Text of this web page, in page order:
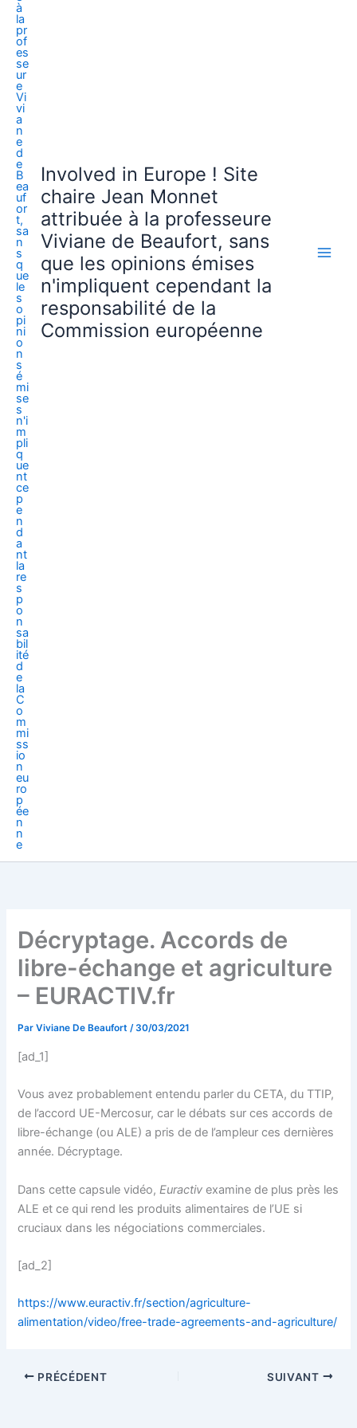
Involved in Europe ! Site
chaire Jean Monnet
attribuée à la professeure
Viviane de Beaufort, sans
que les opinions émises
n'impliquent cependant la
responsabilité de la
Commission européenne
Décryptage. Accords de
libre-échange et agriculture
– EURACTIV.fr
ParViviane De Beaufort/30/03/2021
[ad_1]
Vous avez probablement entendu parler du CETA, du TTIP,
de l’accord UE-Mercosur, car le débats sur ces accords de
libre-échange (ou ALE) a pris de de l’ampleur ces dernières
année. Décryptage.
Dans cette capsule vidéo,Euractivexamine de plus près les
ALE et ce qui rend les produits alimentaires de l’UE si
cruciaux dans les négociations commerciales.
[ad_2]
https://www.euractiv.fr/section/agriculture-
alimentation/video/free-trade-agreements-and-agriculture/
PRÉCÉDENT SUIVANT